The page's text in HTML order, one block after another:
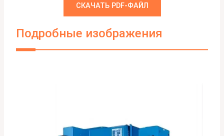
СКАЧАТЬ PDF-ФАЙЛ
Подробные изображения